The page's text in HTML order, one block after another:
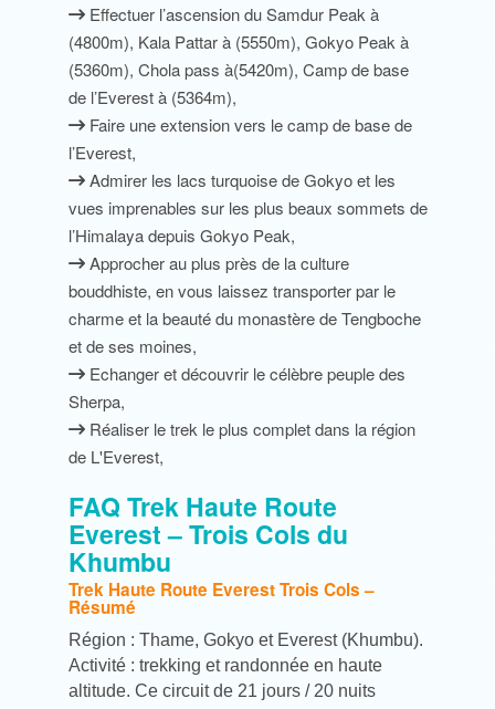
Effectuer l’ascension du Samdur Peak à
(4800m), Kala Pattar à (5550m), Gokyo Peak à
(5360m), Chola pass à(5420m), Camp de base
de l’Everest à (5364m),
Faire une extension vers le camp de base de
l’Everest,
Admirer les lacs turquoise de Gokyo et les
vues imprenables sur les plus beaux sommets de
l’Himalaya depuis Gokyo Peak,
Approcher au plus près de la culture
bouddhiste, en vous laissez transporter par le
charme et la beauté du monastère de Tengboche
et de ses moines,
Echanger et découvrir le célèbre peuple des
Sherpa,
Réaliser le trek le plus complet dans la région
de L'Everest,
FAQ Trek Haute Route
Everest – Trois Cols du
Khumbu
Trek Haute Route Everest Trois Cols –
Résumé
Région : Thame, Gokyo et Everest (Khumbu).
Activité : trekking et randonnée en haute
altitude. Ce circuit de 21 jours / 20 nuits